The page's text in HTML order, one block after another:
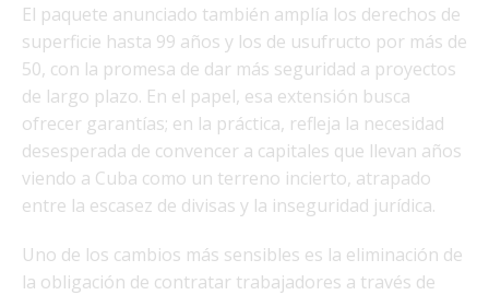
El paquete anunciado también amplía los derechos de
superficie hasta 99 años y los de usufructo por más de
50, con la promesa de dar más seguridad a proyectos
de largo plazo. En el papel, esa extensión busca
ofrecer garantías; en la práctica, refleja la necesidad
desesperada de convencer a capitales que llevan años
viendo a Cuba como un terreno incierto, atrapado
entre la escasez de divisas y la inseguridad jurídica.
Uno de los cambios más sensibles es la eliminación de
la obligación de contratar trabajadores a través de